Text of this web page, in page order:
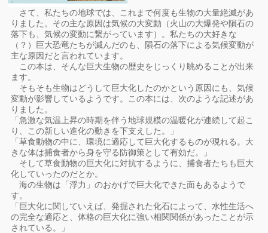
さて、私たちの地球では、これまで何度も生物の大量絶滅があ
りました。その主な原因は気候の大変動（火山の大爆発や隕石の
落下も、気候の変動に繋がっています）。私たちの大好きな
（？）巨大恐竜たちが滅んだのも、隕石の落下による気候変動が
主な原因だと言われています。
この本は、そんな巨大生物の歴史をじっくり眺めることが出来
ます。
そもそも生物はどうして巨大化したのかという原因にも、気候
変動が影響しているようです。この本には、次のような記述があ
りました。
「急激な気温上昇の時期を伴う地球規模の温暖化が連続して起こ
り、この新しい進化の動きを下支えした。」
「草食動物の中に、環境に適応して巨大化するものが現れる。大
きな体は捕食者から身を守る防御策として有効だ。」
そして草食動物の巨大化に対抗するように、捕食者たちも巨大
化していったのだとか。
海の生物は「浮力」のおかげで巨大化できた面もあるようで
す。
「巨大化に関していえば、発掘された化石によって、水性生活へ
の完全な適応と、体格の巨大化に強い相関関係があったことが示
されている。」